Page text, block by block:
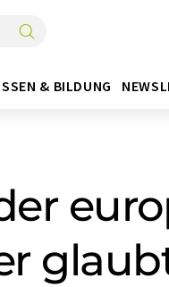
& BILDUNG